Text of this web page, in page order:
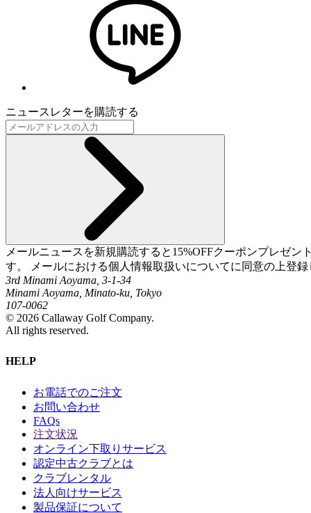
ニュースレターを購読する
メールニュースを新規購読すると15%OFFクーポンプレゼ
す。 メールにおける個人情報取扱いについてに同意の上登
3rd Minami Aoyama, 3-1-34
Minami Aoyama, Minato-ku, Tokyo
107-0062
© 2026 Callaway Golf Company.
All rights reserved.
HELP
お電話でのご注文
お問い合わせ
FAQs
注文状況
オンライン下取りサービス
認定中古クラブとは
クラブレンタル
法人向けサービス
製品保証について